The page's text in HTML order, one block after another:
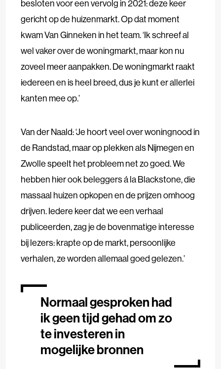
besloten voor een vervolg in 2021: deze keer
gericht op de huizenmarkt. Op dat moment
kwam Van Ginneken in het team. ‘Ik schreef al
wel vaker over de woningmarkt, maar kon nu
zoveel meer aanpakken. De woningmarkt raakt
iedereen en is heel breed, dus je kunt er allerlei
kanten mee op.’
Van der Naald: ‘Je hoort veel over woningnood in
de Randstad, maar op plekken als Nijmegen en
Zwolle speelt het probleem net zo goed. We
hebben hier ook beleggers á la Blackstone, die
massaal huizen opkopen en de prijzen omhoog
drijven. Iedere keer dat we een verhaal
publiceerden, zag je de bovenmatige interesse
bij lezers: krapte op de markt, persoonlijke
verhalen, ze worden allemaal goed gelezen.’
Normaal gesproken had
ik geen tijd gehad om zo
te investeren in
mogelijke bronnen